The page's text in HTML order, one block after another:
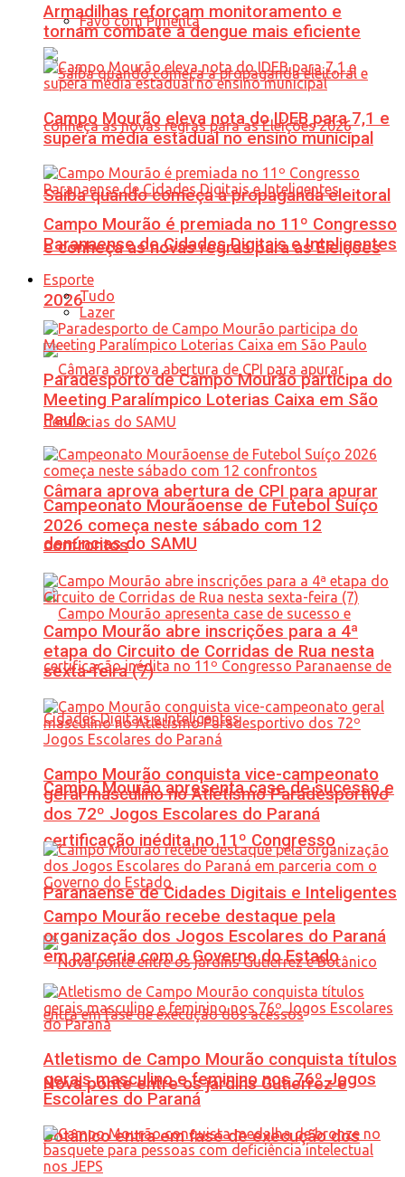
Favo com Pimenta
Saiba quando começa a propaganda eleitoral
e conheça as novas regras para as Eleições
2026
Câmara aprova abertura de CPI para apurar
denúncias do SAMU
Campo Mourão apresenta case de sucesso e
certificação inédita no 11º Congresso
Paranaense de Cidades Digitais e Inteligentes
Nova ponte entre os jardins Gutierrez e
Botânico entra em fase de execução dos
Armadilhas reforçam monitoramento e
tornam combate à dengue mais eficiente
Campo Mourão eleva nota do IDEB para 7,1 e
supera média estadual no ensino municipal
Campo Mourão é premiada no 11º Congresso
Paranaense de Cidades Digitais e Inteligentes
Esporte
Tudo
Lazer
Paradesporto de Campo Mourão participa do
Meeting Paralímpico Loterias Caixa em São
Paulo
Campeonato Mourãoense de Futebol Suíço
2026 começa neste sábado com 12
confrontos
Campo Mourão abre inscrições para a 4ª
etapa do Circuito de Corridas de Rua nesta
sexta-feira (7)
Campo Mourão conquista vice-campeonato
geral masculino no Atletismo Paradesportivo
dos 72º Jogos Escolares do Paraná
Campo Mourão recebe destaque pela
organização dos Jogos Escolares do Paraná
em parceria com o Governo do Estado
Atletismo de Campo Mourão conquista títulos
gerais masculino e feminino nos 76º Jogos
Escolares do Paraná